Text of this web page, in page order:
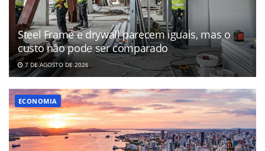
Steel Frame e drywall parecem iguais, mas o
custo não pode ser comparado
7 DE AGOSTO DE 2026
ECONOMIA